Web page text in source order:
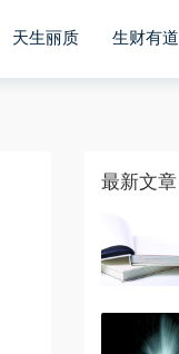
天生丽质 生财有道
最新文章